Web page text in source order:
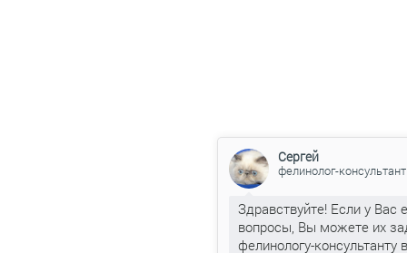
Сергей
фелинолог-консультант
Здравствуйте! Если у Вас
вопросы, Вы можете их
фелинологу-консультанту в